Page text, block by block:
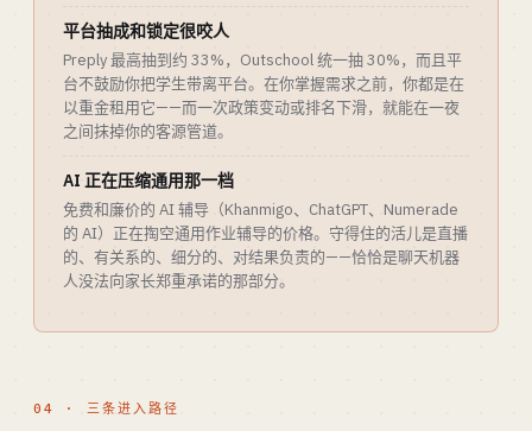
平台抽成和锁定很咬人
Preply 最高抽到约 33%，Outschool 统一抽 30%，而且平
台不鼓励你把学生带离平台。在你掌握需求之前，你都是在
以重金租用它——而一次政策变动或排名下滑，就能在一夜
之间抹掉你的客源管道。
AI 正在压缩通用那一档
免费和廉价的 AI 辅导（Khanmigo、ChatGPT、Numerade
的 AI）正在掏空通用作业辅导的价格。守得住的活儿是直播
的、有关系的、细分的、对结果负责的——恰恰是聊天机器
人没法向家长郑重承诺的那部分。
04 · 三条进入路径